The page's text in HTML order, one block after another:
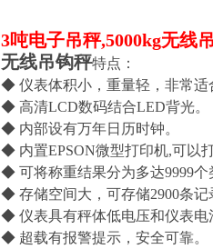
3吨电子吊秤,5000kg无线
无线吊钩秤特点：
◆ 仪表体积小，重量轻，非常适
◆ 高清LCD数码结合LED背光。
◆ 内部设有万年日历时钟。
◆ 内置EPSON微型打印机,可以
◆ 可将称重结果分为多达9999个
◆ 存储空间大，可存储2900条记
◆ 仪表具有秤体低电压和仪表电
◆ 超载有报警提示，安全可靠。